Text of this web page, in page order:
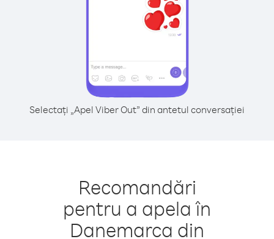
Selectați „Apel Viber Out” din antetul conversației
Recomandări
pentru a apela în
Danemarca din